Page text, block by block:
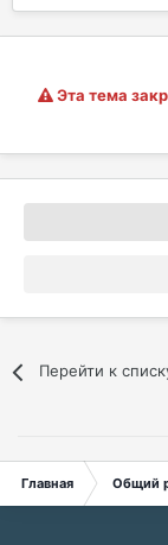
Эта тема
Перейти к
Главная Общий